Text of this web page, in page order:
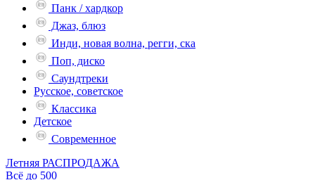
Панк / хардкор
Джаз, блюз
Инди, новая волна, регги, ска
Поп, диско
Саундтреки
Русское, советское
Классика
Детское
Современное
Летняя РАСПРОДАЖА
Всё до 500